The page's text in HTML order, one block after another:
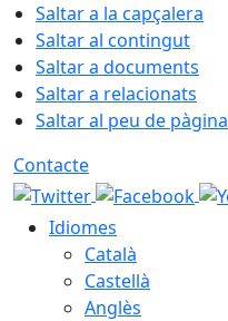
Saltar a la capçalera
Saltar al contingut
Saltar a documents
Saltar a relacionats
Saltar al peu de pàgina
Contacte
Idiomes
Català
Castellà
Anglès